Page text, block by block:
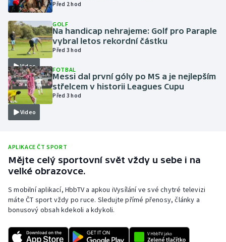
Motorsport
Olympijské hry
Parasport
Plavání
Ragby
Rychlobruslení
Rychlostní kanoistika
Short track
Před 2 hod
Video
GOLF
Na handicap nehrajeme: Golf pro Paraple
vybral letos rekordní částku
Před 3 hod
Video
FOTBAL
Messi dal první góly po MS a je nejlepším
střelcem v historii Leagues Cupu
Před 3 hod
APLIKACE ČT SPORT
Mějte celý sportovní svět vždy u sebe i na
velké obrazovce.
S mobilní aplikací, HbbTV a apkou iVysílání ve své chytré televizi
máte ČT sport vždy po ruce. Sledujte přímé přenosy, články a
bonusový obsah kdekoli a kdykoli.